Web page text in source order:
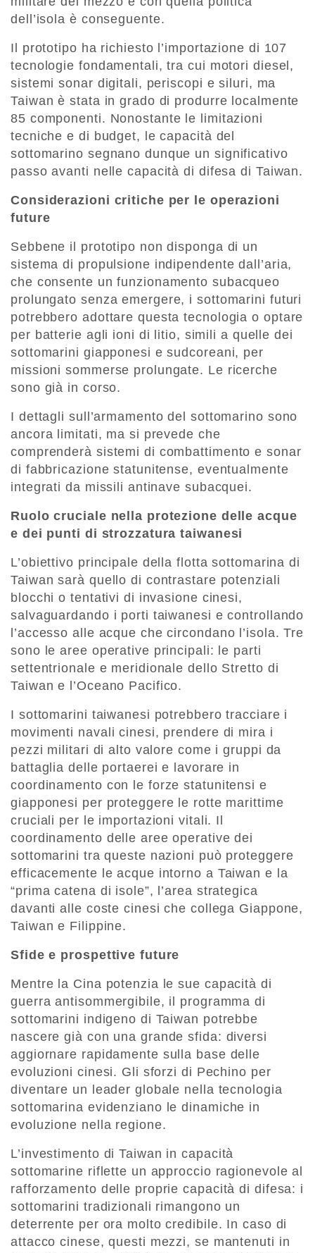
dell’isola è conseguente.
Il prototipo ha richiesto l’importazione di 107
tecnologie fondamentali, tra cui motori diesel,
sistemi sonar digitali, periscopi e siluri, ma
Taiwan è stata in grado di produrre localmente
85 componenti. Nonostante le limitazioni
tecniche e di budget, le capacità del
sottomarino segnano dunque un significativo
passo avanti nelle capacità di difesa di Taiwan.
Considerazioni critiche per le operazioni
future
Sebbene il prototipo non disponga di un
sistema di propulsione indipendente dall’aria,
che consente un funzionamento subacqueo
prolungato senza emergere, i sottomarini futuri
potrebbero adottare questa tecnologia o optare
per batterie agli ioni di litio, simili a quelle dei
sottomarini giapponesi e sudcoreani, per
missioni sommerse prolungate. Le ricerche
sono già in corso.
I dettagli sull’armamento del sottomarino sono
ancora limitati, ma si prevede che
comprenderà sistemi di combattimento e sonar
di fabbricazione statunitense, eventualmente
integrati da missili antinave subacquei.
Ruolo cruciale nella protezione delle acque
e dei punti di strozzatura taiwanesi
L’obiettivo principale della flotta sottomarina di
Taiwan sarà quello di contrastare potenziali
blocchi o tentativi di invasione cinesi,
salvaguardando i porti taiwanesi e controllando
l’accesso alle acque che circondano l’isola. Tre
sono le aree operative principali: le parti
settentrionale e meridionale dello Stretto di
Taiwan e l’Oceano Pacifico.
I sottomarini taiwanesi potrebbero tracciare i
movimenti navali cinesi, prendere di mira i
pezzi militari di alto valore come i gruppi da
battaglia delle portaerei e lavorare in
coordinamento con le forze statunitensi e
giapponesi per proteggere le rotte marittime
cruciali per le importazioni vitali. Il
coordinamento delle aree operative dei
sottomarini tra queste nazioni può proteggere
efficacemente le acque intorno a Taiwan e la
“prima catena di isole”, l’area strategica
davanti alle coste cinesi che collega Giappone,
Taiwan e Filippine.
Sfide e prospettive future
Mentre la Cina potenzia le sue capacità di
guerra antisommergibile, il programma di
sottomarini indigeno di Taiwan potrebbe
nascere già con una grande sfida: diversi
aggiornare rapidamente sulla base delle
evoluzioni cinesi. Gli sforzi di Pechino per
diventare un leader globale nella tecnologia
sottomarina evidenziano le dinamiche in
evoluzione nella regione.
L’investimento di Taiwan in capacità
sottomarine riflette un approccio ragionevole al
rafforzamento delle proprie capacità di difesa: i
sottomarini tradizionali rimangono un
deterrente per ora molto credibile. In caso di
attacco cinese, questi mezzi, se mantenuti in